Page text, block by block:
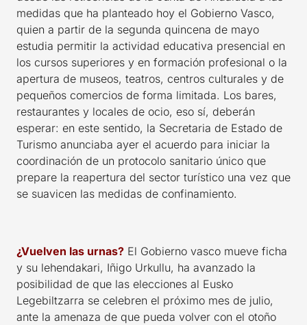
medidas que ha planteado hoy el Gobierno Vasco,
quien a partir de la segunda quincena de mayo
estudia permitir la actividad educativa presencial en
los cursos superiores y en formación profesional o la
apertura de museos, teatros, centros culturales y de
pequeños comercios de forma limitada. Los bares,
restaurantes y locales de ocio, eso sí, deberán
esperar: en este sentido, la Secretaria de Estado de
Turismo anunciaba ayer el acuerdo para iniciar la
coordinación de un protocolo sanitario único que
prepare la reapertura del sector turístico una vez que
se suavicen las medidas de confinamiento.
¿Vuelven las urnas? El Gobierno vasco mueve ficha
y su lehendakari, Iñigo Urkullu, ha avanzado la
posibilidad de que las elecciones al Eusko
Legebiltzarra se celebren el próximo mes de julio,
ante la amenaza de que pueda volver con el otoño